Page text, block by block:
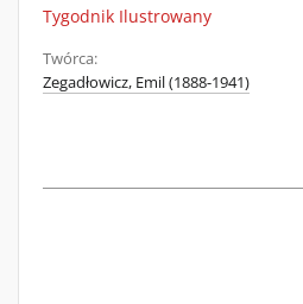
Tygodnik Ilustrowany
Twórca:
Zegadłowicz, Emil (1888-1941)